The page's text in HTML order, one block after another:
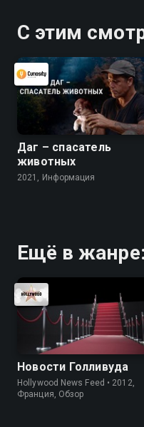
С этим
Даг – спасатель
животных
2021, Информация
Ещё в
Новости Голливуда
Hollywood News Feed • 2012,
Франция, Обзор